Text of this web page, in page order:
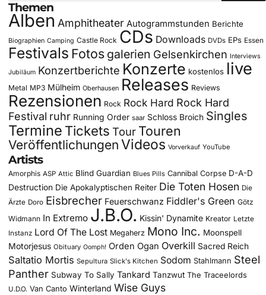
Themen
Alben Amphitheater Autogrammstunden Berichte
Biographien Camping Castle Rock CDs Downloads DVDs EPs Essen
Festivals Fotos galerien Gelsenkirchen Interviews
Jubiläum Konzertberichte Konzerte kostenlos live
Metal MP3 Mülheim Oberhausen Releases Reviews
Rezensionen Rock Rock Hard Rock Hard
Festival ruhr Running Order saar Schloss Broich Singles
Termine Tickets Tour Touren
Veröffentlichungen Videos Vorverkauf YouTube
Artists
Amorphis ASP Attic Blind Guardian Blues Pills Cannibal Corpse D-A-D
Destruction Die Apokalyptischen Reiter Die Toten Hosen Die
Ärzte Doro Eisbrecher Feuerschwanz Fiddler's Green Götz
Widmann In Extremo J.B.O. Kissin' Dynamite Kreator Letzte
Instanz Lord Of The Lost Megaherz Mono Inc. Moonspell
Motorjesus Obituary Oomph! Orden Ogan Overkill Sacred Reich
Saltatio Mortis Sepultura Slick's Kitchen Sodom Stahlmann Steel
Panther Subway To Sally Tankard Tanzwut The Traceelords
U.D.O. Van Canto Winterland Wise Guys